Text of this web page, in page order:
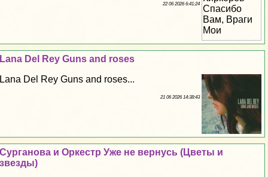
22 06 2026 6:41:24
Lana Del Rey Guns and roses
Lana Del Rey Guns and roses...
21 06 2026 14:38:43
Сурганова и Оркестр Уже не вернусь (Цветы и
звезды)